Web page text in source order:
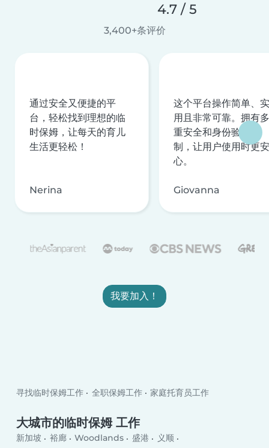
4.7 / 5
3,400+条评价
通过安全又便捷的平
台，轻松找到理想的临
时保姆，让每天的育儿
生活更轻松！
Nerina
这个平台操作简单、实
用且非常可靠。拥有多
重安全和身份验证机
制，让用户使用时更安
心。
Giovanna
我要加入！
寻找临时保姆工作 全职保姆工作 家庭托育员工作
大城市的临时保姆 工作
新加坡 裕廊 Woodlands 盛港
义顺